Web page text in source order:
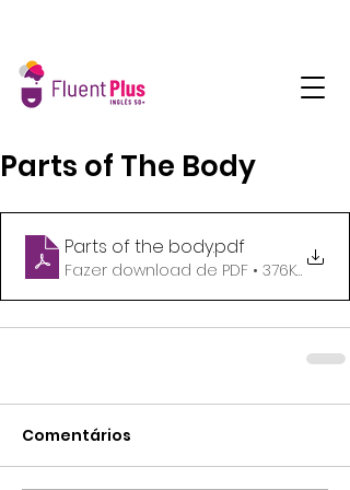
Parts of The Body
Parts of the body.pdf
Fazer download de PDF • 376KB
Comentários